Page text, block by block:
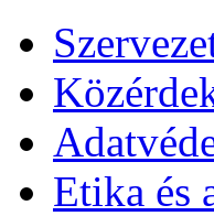
Etika és